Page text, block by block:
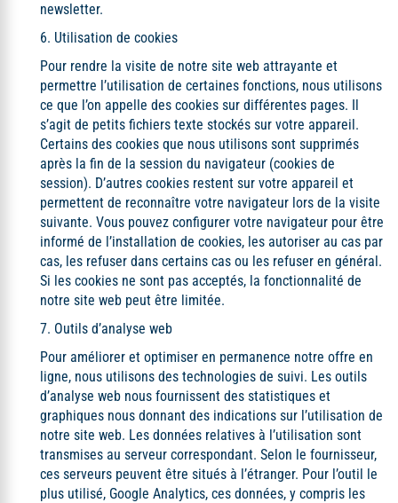
newsletter.
6. Utilisation de cookies
Pour rendre la visite de notre site web attrayante et
permettre l’utilisation de certaines fonctions, nous utilisons
ce que l’on appelle des cookies sur différentes pages. Il
s’agit de petits fichiers texte stockés sur votre appareil.
Certains des cookies que nous utilisons sont supprimés
après la fin de la session du navigateur (cookies de
session). D’autres cookies restent sur votre appareil et
permettent de reconnaître votre navigateur lors de la visite
suivante. Vous pouvez configurer votre navigateur pour être
informé de l’installation de cookies, les autoriser au cas par
cas, les refuser dans certains cas ou les refuser en général.
Si les cookies ne sont pas acceptés, la fonctionnalité de
notre site web peut être limitée.
7. Outils d’analyse web
Pour améliorer et optimiser en permanence notre offre en
ligne, nous utilisons des technologies de suivi. Les outils
d’analyse web nous fournissent des statistiques et
graphiques nous donnant des indications sur l’utilisation de
notre site web. Les données relatives à l’utilisation sont
transmises au serveur correspondant. Selon le fournisseur,
ces serveurs peuvent être situés à l’étranger. Pour l’outil le
plus utilisé, Google Analytics, ces données, y compris les